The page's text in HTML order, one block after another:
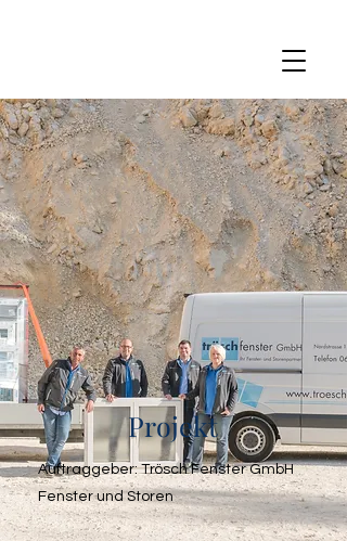
Projekt
Auftraggeber: Trösch Fenster GmbH
Fenster und Storen